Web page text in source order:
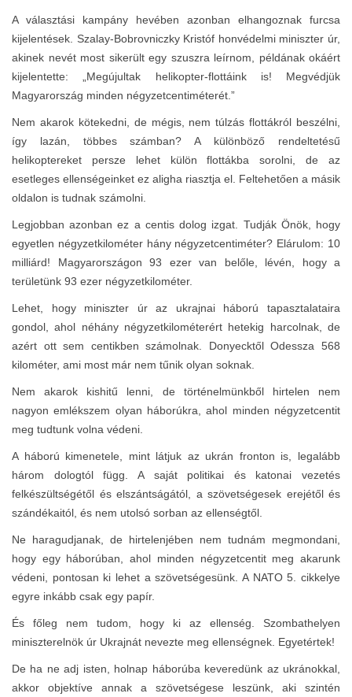
A választási kampány hevében azonban elhangoznak furcsa
kijelentések. Szalay-Bobrovniczky Kristóf honvédelmi miniszter úr,
akinek nevét most sikerült egy szuszra leírnom, példának okáért
kijelentette: „Megújultak helikopter-flottáink is! Megvédjük
Magyarország minden négyzetcentiméterét.”
Nem akarok kötekedni, de mégis, nem túlzás flottákról beszélni,
így lazán, többes számban? A különböző rendeltetésű
helikoptereket persze lehet külön flottákba sorolni, de az
esetleges ellenségeinket ez aligha riasztja el. Feltehetően a másik
oldalon is tudnak számolni.
Legjobban azonban ez a centis dolog izgat. Tudják Önök, hogy
egyetlen négyzetkilométer hány négyzetcentiméter? Elárulom: 10
milliárd! Magyarországon 93 ezer van belőle, lévén, hogy a
területünk 93 ezer négyzetkilométer.
Lehet, hogy miniszter úr az ukrajnai háború tapasztalataira
gondol, ahol néhány négyzetkilométerért hetekig harcolnak, de
azért ott sem centikben számolnak. Donyecktől Odessza 568
kilométer, ami most már nem tűnik olyan soknak.
Nem akarok kishitű lenni, de történelmünkből hirtelen nem
nagyon emlékszem olyan háborúkra, ahol minden négyzetcentit
meg tudtunk volna védeni.
A háború kimenetele, mint látjuk az ukrán fronton is, legalább
három dologtól függ. A saját politikai és katonai vezetés
felkészültségétől és elszántságától, a szövetségesek erejétől és
szándékaitól, és nem utolsó sorban az ellenségtől.
Ne haragudjanak, de hirtelenjében nem tudnám megmondani,
hogy egy háborúban, ahol minden négyzetcentit meg akarunk
védeni, pontosan ki lehet a szövetségesünk. A NATO 5. cikkelye
egyre inkább csak egy papír.
És főleg nem tudom, hogy ki az ellenség. Szombathelyen
miniszterelnök úr Ukrajnát nevezte meg ellenségnek. Egyetértek!
De ha ne adj isten, holnap háborúba keveredünk az ukránokkal,
akkor objektíve annak a szövetségese leszünk, aki szintén